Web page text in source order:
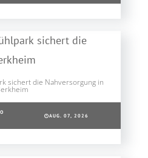
sichert die Nahversorgung in
AUG. 07, 2026